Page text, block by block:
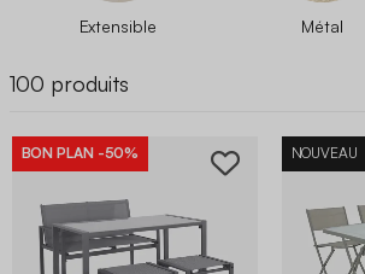
besoins et à vos envies ?
Extensible Métal
100 produits
BON PLAN -50% NOUVEAU